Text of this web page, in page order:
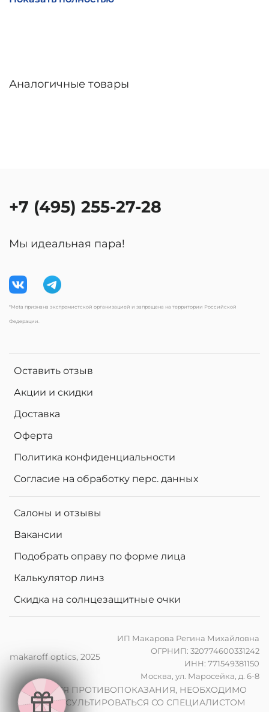
Аналогичные товары
Оставить отзыв
Акции и скидки
Доставка
Оферта
Политика конфиденциальности
Согласие на обработку перс. данных
Салоны и отзывы
Вакансии
Подобрать оправу по форме лица
Калькулятор линз
Скидка на солнцезащитные очки
+7 (495) 255-27-28
Мы идеальная пара!
*Meta признана экстремистской организацией и запрещена на территории Российской
Федерации.
makaroff optics, 2025
ИП Макарова Регина Михайловна
ОГРНИП: 320774600331242
ИНН: 771549381150
Москва, ул. Маросейка, д. 6-8
ИМЕЮТСЯ ПРОТИВОПОКАЗАНИЯ, НЕОБХОДИМО
ПРОКОНСУЛЬТИРОВАТЬСЯ СО СПЕЦИАЛИСТОМ
2
0
%
н
а
к
о
м
п
ь
ю
т
е
р
ы
л
и
н
з
ы
п
р
и
з
а
к
а
з
е
о
ч
к
о